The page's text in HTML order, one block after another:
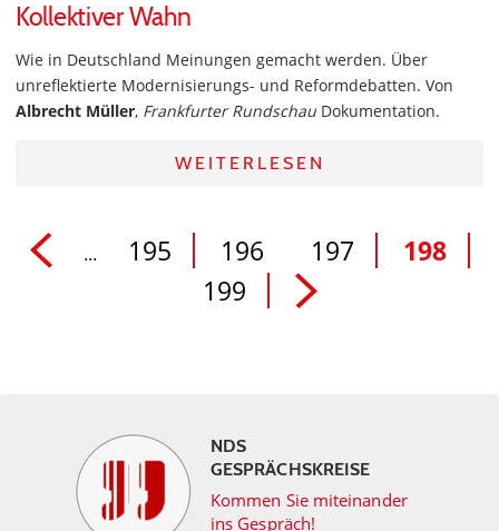
Kollektiver Wahn
Wie in Deutschland Meinungen gemacht werden. Über
unreflektierte Modernisierungs- und Reformdebatten. Von
Albrecht Müller, Frankfurter Rundschau Dokumentation.
WEITERLESEN
... 195 196 197
198
199
NDS
GESPRÄCHSKREISE
Kommen Sie miteinander
ins Gespräch!